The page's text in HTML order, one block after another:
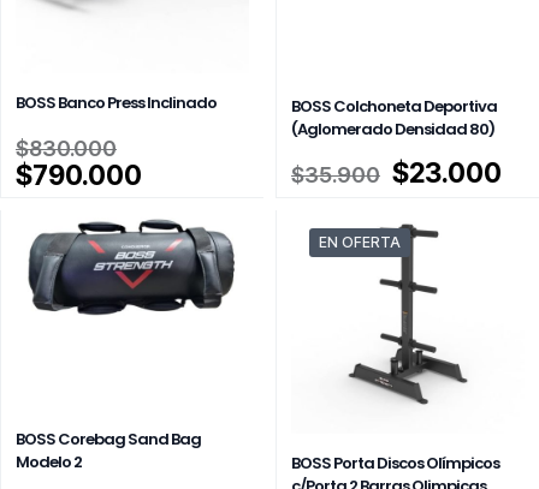
BOSS Banco Press Inclinado
$830.000
precio
era:
$830.000.
$790.000
actual
es:
$790.000.
BOSS Colchoneta Deportiva
(Aglomerado Densidad 80)
$35.900 El
original
era:
$35.900.
$23.000
BOSS Corebag Sand Bag
Modelo 2
EN OFERTA
BOSS Porta Discos Olímpicos